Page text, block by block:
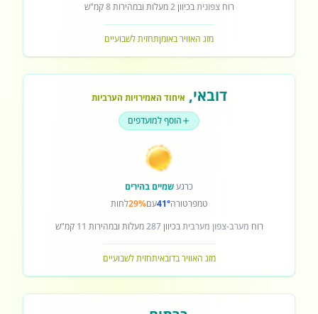
רוחצפוניתבכיוון2מעלות ובמהירות8קמ"ש
מזג האוויר באומןתחזית לשבועיים
דובאי, איחוד האמירויות הערביות
הוסף למועדפים
כרגעשמיים בהירים
טמפרטורה41°עם29%לחות
רוח מערב-צפון מערביתבכיוון287מעלות ובמהירות 11 קמ"ש
מזג האוויר בדובאיתחזית לשבועיים